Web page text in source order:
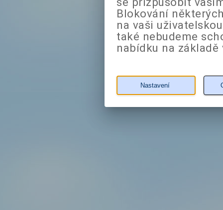
Blokování
na vaši
také nebudeme
nabídku na
Nastavení